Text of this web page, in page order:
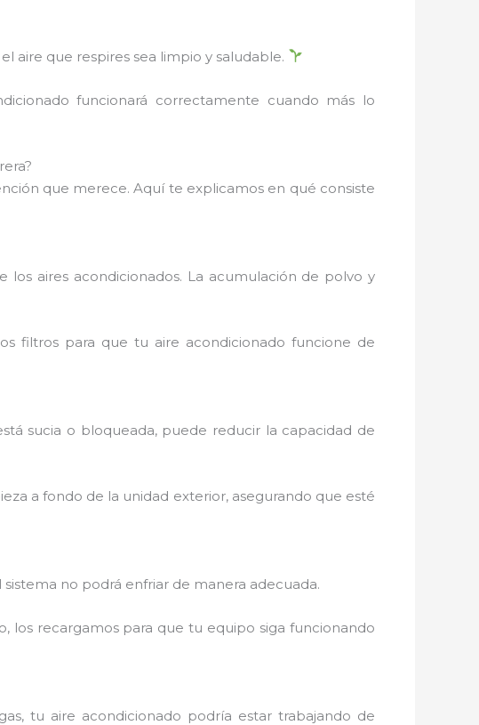
aire que respires sea limpio y saludable.
funcionará correctamente cuando más lo
que merece. Aquí te explicamos en qué consiste
aires acondicionados. La acumulación de polvo y
filtros para que tu aire acondicionado funcione de
sucia o bloqueada, puede reducir la capacidad de
a fondo de la unidad exterior, asegurando que esté
no podrá enfriar de manera adecuada.
los recargamos para que tu equipo siga funcionando
tu aire acondicionado podría estar trabajando de